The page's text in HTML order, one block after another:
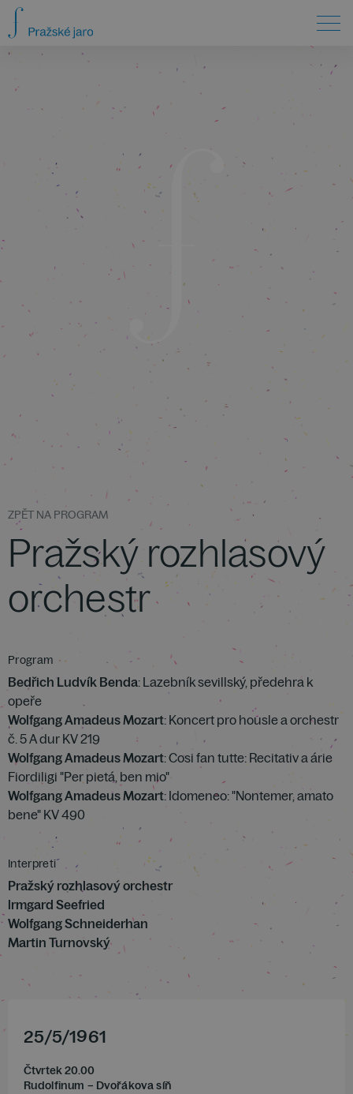
ZPĚT NA PROGRAM
Pražský rozhlasový
orchestr
Program
Bedřich Ludvík Benda: Lazebník sevillský, předehra k
opeře
Wolfgang Amadeus Mozart: Koncert pro housle a orchestr
č. 5 A dur KV 219
Wolfgang Amadeus Mozart: Cosi fan tutte: Recitativ a árie
Fiordiligi "Per pietá, ben mio"
Wolfgang Amadeus Mozart: Idomeneo: "Nontemer, amato
bene" KV 490
Interpreti
Pražský rozhlasový orchestr
lrmgard Seefried
Wolfgang Schneiderhan
Martin Turnovský
25/5/1961
Čtvrtek 20.00
Rudolfinum – Dvořákova síň